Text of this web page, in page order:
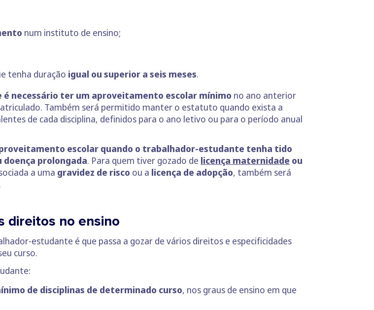
num instituto de ensino;
tenha duração igual ou superior a seis meses.
necessário ter um aproveitamento escolar mínimo no ano anterior
Também será permitido manter o estatuto quando exista a
de cada disciplina, definidos para o ano letivo ou para o período anual
escolar quando o trabalhador-estudante tenha tido
prolongada. Para quem tiver gozado de licença maternidade ou
a uma gravidez de risco ou a licença de adopção, também será
direitos no ensino
estudante é que passa a gozar de vários direitos e especificidades
curso.
de disciplinas de determinado curso, nos graus de ensino em que